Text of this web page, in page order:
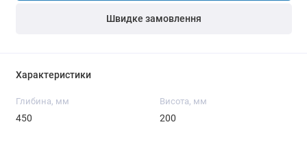
Швидке замовлення
Характеристики
Глибина, мм
450
Висота, мм
200